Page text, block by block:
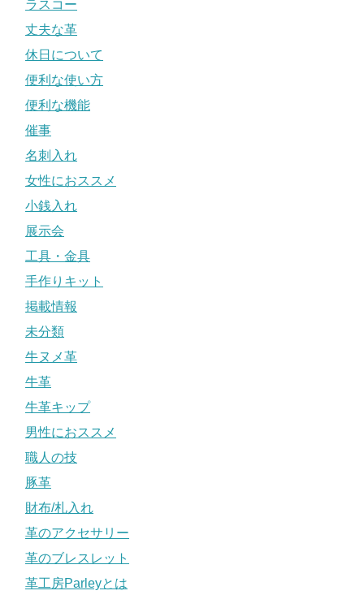
ラスコー
丈夫な革
休日について
便利な使い方
便利な機能
催事
名刺入れ
女性におススメ
小銭入れ
展示会
工具・金具
手作りキット
掲載情報
未分類
牛ヌメ革
牛革
牛革キップ
男性におススメ
職人の技
豚革
財布/札入れ
革のアクセサリー
革のブレスレット
革工房Parleyとは